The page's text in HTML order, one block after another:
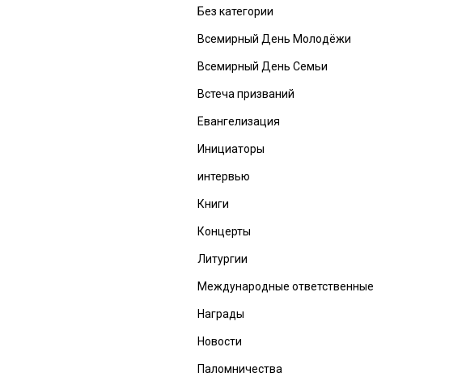
Без категории
Всемирный День Молодёжи
Всемирный День Семьи
Встеча призваний
Евангелизация
Инициаторы
интервью
Книги
Концерты
Литургии
Международные ответственные
Награды
Новости
Паломничества